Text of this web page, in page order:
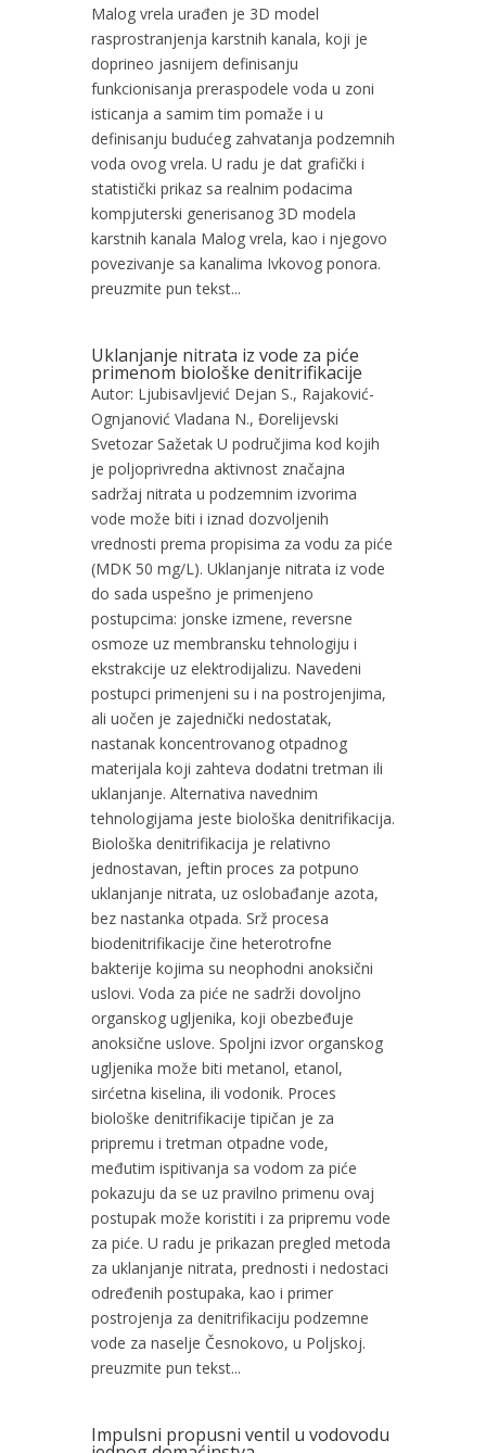
Malog vrela urađen je 3D model
rasprostranjenja karstnih kanala, koji je
doprineo jasnijem definisanju
funkcionisanja preraspodele voda u zoni
isticanja a samim tim pomaže i u
definisanju budućeg zahvatanja podzemnih
voda ovog vrela. U radu je dat grafički i
statistički prikaz sa realnim podacima
kompjuterski generisanog 3D modela
karstnih kanala Malog vrela, kao i njegovo
povezivanje sa kanalima Ivkovog ponora.
preuzmite pun tekst...
Uklanjanje nitrata iz vode za piće
primenom biološke denitrifikacije
Autor: Ljubisavljević Dejan S., Rajaković-
Ognjanović Vladana N., Đorelijevski
Svetozar Sažetak U područjima kod kojih
je poljoprivredna aktivnost značajna
sadržaj nitrata u podzemnim izvorima
vode može biti i iznad dozvoljenih
vrednosti prema propisima za vodu za piće
(MDK 50 mg/L). Uklanjanje nitrata iz vode
do sada uspešno je primenjeno
postupcima: jonske izmene, reversne
osmoze uz membransku tehnologiju i
ekstrakcije uz elektrodijalizu. Navedeni
postupci primenjeni su i na postrojenjima,
ali uočen je zajednički nedostatak,
nastanak koncentrovanog otpadnog
materijala koji zahteva dodatni tretman ili
uklanjanje. Alternativa navednim
tehnologijama jeste biološka denitrifikacija.
Biološka denitrifikacija je relativno
jednostavan, jeftin proces za potpuno
uklanjanje nitrata, uz oslobađanje azota,
bez nastanka otpada. Srž procesa
biodenitrifikacije čine heterotrofne
bakterije kojima su neophodni anoksični
uslovi. Voda za piće ne sadrži dovoljno
organskog ugljenika, koji obezbeđuje
anoksične uslove. Spoljni izvor organskog
ugljenika može biti metanol, etanol,
sirćetna kiselina, ili vodonik. Proces
biološke denitrifikacije tipičan je za
pripremu i tretman otpadne vode,
međutim ispitivanja sa vodom za piće
pokazuju da se uz pravilno primenu ovaj
postupak može koristiti i za pripremu vode
za piće. U radu je prikazan pregled metoda
za uklanjanje nitrata, prednosti i nedostaci
određenih postupaka, kao i primer
postrojenja za denitrifikaciju podzemne
vode za naselje Česnokovo, u Poljskoj.
preuzmite pun tekst...
Impulsni propusni ventil u vodovodu